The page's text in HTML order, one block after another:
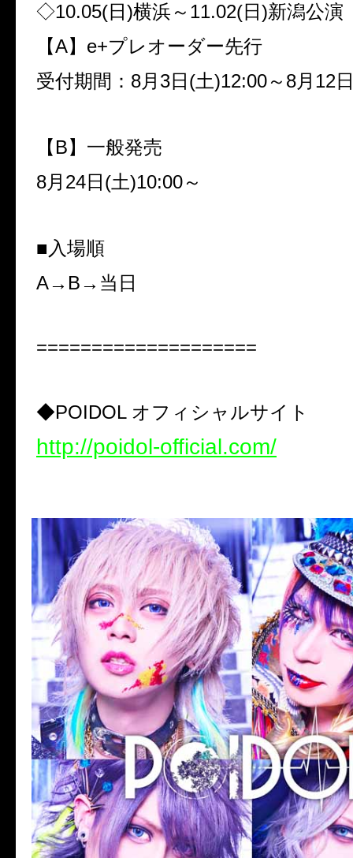
◇10.05(日 )横浜～ 11.02(日 )新潟公演
【A】 e+プレオーダー先行
受付期間： 8月 3日 (土)12:00～ 8月 12
【 B】一般発売
8月 24日 (土)10:00～
■入場順
A→B→ 当日
====================
◆POIDOL オフィシャルサイト
http://poidol-official.com/